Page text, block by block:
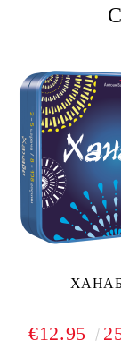
€12.95